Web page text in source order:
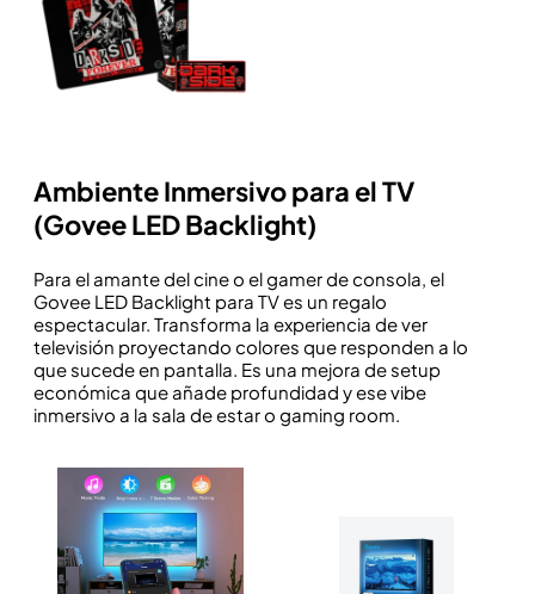
Ambiente Inmersivo para el TV
(Govee LED Backlight)
Para el amante del cine o el gamer de consola, el
Govee LED Backlight para TV es un regalo
espectacular. Transforma la experiencia de ver
televisión proyectando colores que responden a lo
que sucede en pantalla. Es una mejora de setup
económica que añade profundidad y ese vibe
inmersivo a la sala de estar o gaming room.